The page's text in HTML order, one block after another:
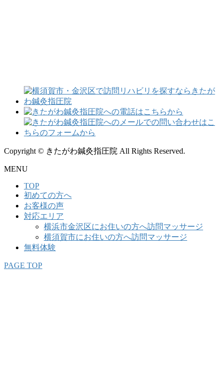
Copyright © きたがわ鍼灸指圧院 All Rights Reserved.
MENU
TOP
初めての方へ
お客様の声
対応エリア
横浜市金沢区にお住いの方へ訪問マッサージ
横須賀市にお住いの方へ訪問マッサージ
無料体験
PAGE TOP